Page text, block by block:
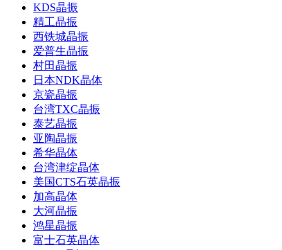
KDS晶振
精工晶振
西铁城晶振
爱普生晶振
村田晶振
日本NDK晶体
京瓷晶振
台湾TXC晶振
泰艺晶振
亚陶晶振
希华晶体
台湾津绽晶体
美国CTS石英晶振
加高晶体
大河晶振
鸿星晶振
富士石英晶体